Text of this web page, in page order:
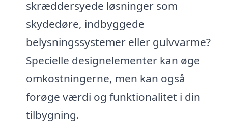
skræddersyede løsninger som
skydedøre, indbyggede
belysningssystemer eller gulvvarme?
Specielle designelementer kan øge
omkostningerne, men kan også
forøge værdi og funktionalitet i din
tilbygning.